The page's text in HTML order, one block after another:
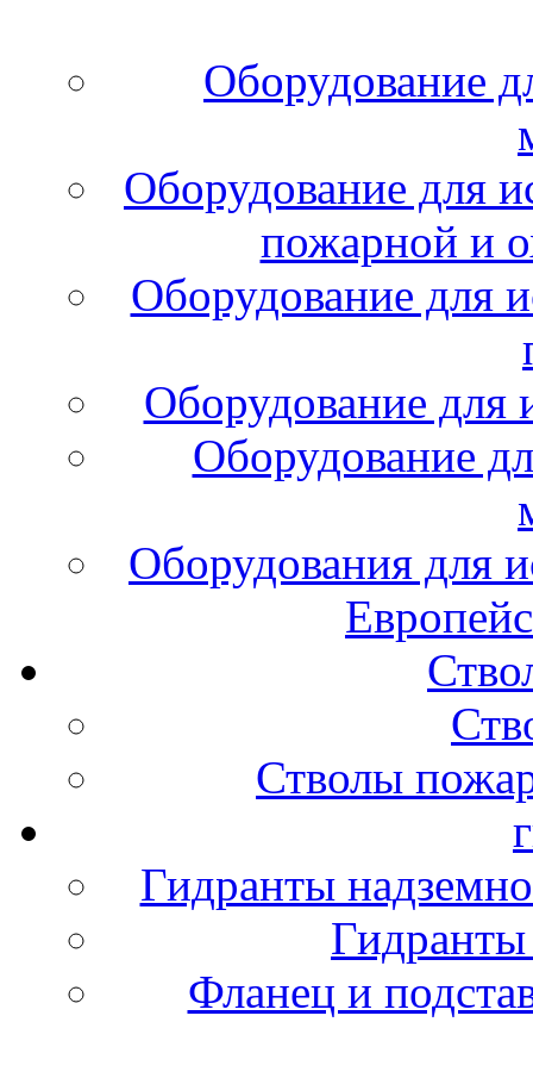
Оборудование
Оборудование для
пожарной и
Оборудование для
Оборудование для
Оборудование
Оборудования для
Стволы
Гидранты
Фланец и